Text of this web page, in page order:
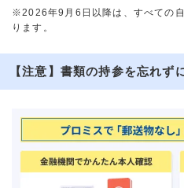
※2026年9月6日以降は、すべての
ります。
【注意】書類の持参を忘れず